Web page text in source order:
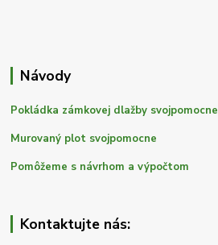
Návody
Pokládka zámkovej dlažby svojpomocne
Murovaný plot svojpomocne
Pomôžeme s návrhom a výpočtom
Kontaktujte nás: